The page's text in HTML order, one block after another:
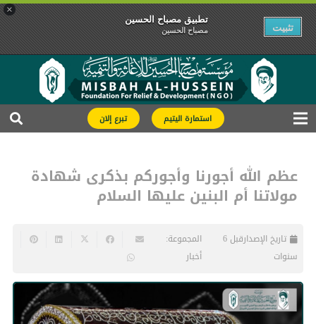
×
تطبیق مصباح الحسین
مصباح الحسین تثبیت
استمارة اليتيم تبرع إلان
عظم الله أجورنا وأجوركم بذكرى شهادة
مولاتنا أم البنين عليها السلام
تاريخ الإصدار
قبل 6
سنوات
المجموعة:
أخبار